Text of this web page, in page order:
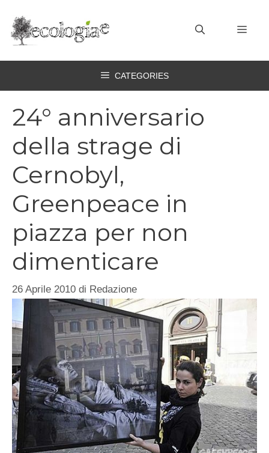
contenuto
CATEGORIES
24° anniversario
della strage di
Cernobyl,
Greenpeace in
piazza per non
dimenticare
26 Aprile 2010 di Redazione